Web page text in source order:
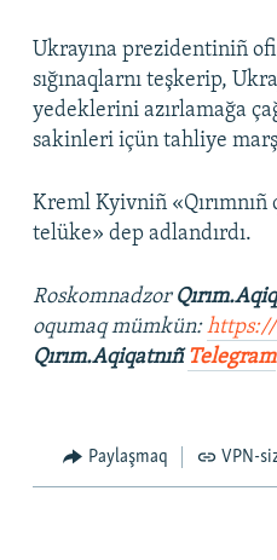
Ukrayına prezidentiniñ
sığınaqlarnı teşkerip,
yedeklerini azırlamağa
sakinleri içün tahliye
Kreml Kyivniñ «Qırımnıñ
telüke» dep adlandırdı.
Roskomnadzor
oqumaq mümkün:https://
Qırım.AqiqatnıñTelegram
Paylaşmaq VPN-